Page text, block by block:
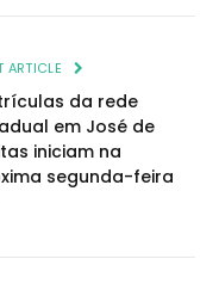
ARTICLE
da rede
em José de
iniciam na
segunda-feira